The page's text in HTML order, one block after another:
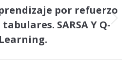
Publicación
siguiente:
por refuerzo
SARSA Y Q-
Learning.